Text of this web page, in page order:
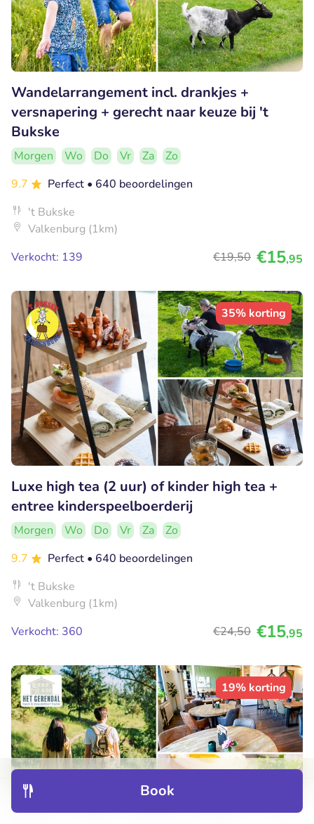
Book
Wandelarrangement incl. drankjes +
versnapering + gerecht naar keuze bij 't
Bukske
Morgen Wo Do Vr Za
Zo
9.7
Perfect • 640 beoordelingen
't Bukske
Valkenburg (1km)
Verkocht: 139
€19,50 €15,95
35% korting
Luxe high tea (2 uur) of kinder high tea +
entree kinderspeelboerderij
Morgen Wo Do Vr Za
Zo
9.7
Perfect • 640 beoordelingen
't Bukske
Valkenburg (1km)
Verkocht: 360
€24,50 €15,95
19% korting